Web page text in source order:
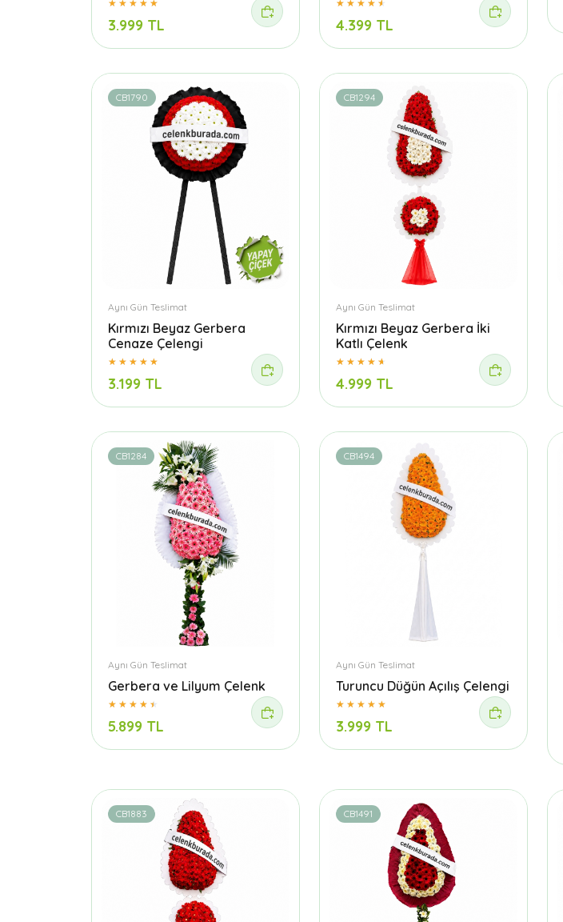
3.999 TL 4.399 TL
CB1790
Aynı Gün Teslimat
Kırmızı Beyaz Gerbera
Cenaze Çelengi
3.199 TL
CB1294
Aynı Gün Teslimat
Kırmızı Beyaz Gerbera İki
Katlı Çelenk
4.999 TL
CB1284
Aynı Gün Teslimat
Gerbera ve Lilyum Çelenk
5.899 TL
CB1494
Aynı Gün Teslimat
Turuncu Düğün Açılış Çelengi
3.999 TL
CB1883 CB1491